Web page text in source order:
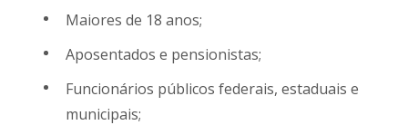
Maiores de 18 anos;
Aposentados e pensionistas;
Funcionários públicos federais, estaduais e
municipais;